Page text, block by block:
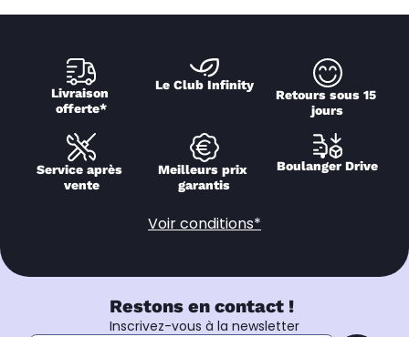
Livraison
offerte*
Le Club Infinity
Retours sous 15
jours
Service après
vente
Meilleurs prix
garantis
Boulanger Drive
Voir conditions*
Restons en contact !
Inscrivez-vous à la newsletter